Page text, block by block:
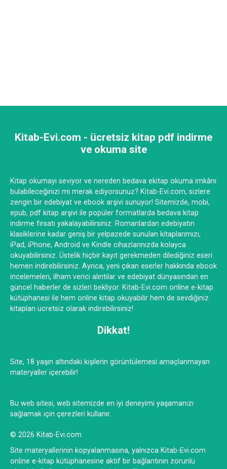
Kitab-Evi.com - ücretsiz kitap pdf indirme
ve okuma site
Kitap okumayı seviyor ve nereden bedava ekitap okuma imkânı
bulabileceğinizi mi merak ediyorsunuz? Kitab-Evi.com, sizlere
zengin bir edebiyat ve ebook arşivi sunuyor! Sitemizde, mobi,
epub, pdf kitap arşivi ile popüler formatlarda bedava kitap
indirme fırsatı yakalayabilirsiniz. Romanlardan edebiyatın
klasiklerine kadar geniş bir yelpazede sunulan kitaplarımızı,
iPad, iPhone, Android ve Kindle cihazlarınızda kolayca
okuyabilirsiniz. Üstelik hiçbir kayıt gerekmeden dilediğiniz eseri
hemen indirebilirsiniz. Ayrıca, yeni çıkan eserler hakkında ebook
incelemeleri, ilham verici alıntılar ve edebiyat dünyasından en
güncel haberler de sizleri bekliyor. Kitab-Evi.com online e-kitap
kütüphanesi ile hem online kitap okuyabilir hem de sevdiğiniz
kitapları ücretsiz olarak indirebilirsiniz!
Dikkat!
Site, 18 yaşın altındaki kişilerin görüntülemesi amaçlanmayan
materyaller içerebilir!
Bu web sitesi, web sitemizde en iyi deneyimi yaşamanızı
sağlamak için çerezleri kullanır.
© 2026 Kitab-Evi.com
Site materyallerinin kopyalanmasına, yalnızca Kitab-Evi.com
online e-kitap kütüphanesine aktif bir bağlantının zorunlu